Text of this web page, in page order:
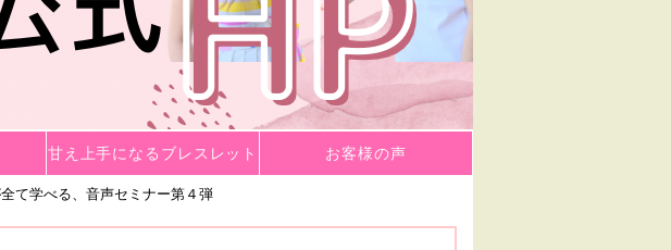
甘え上手になるブレスレット お客様の声
て学べる、音声セミナー第４弾